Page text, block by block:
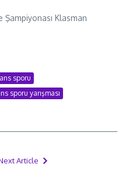
Şampiyonası Klasman
sporu
sporu yarışması
Article